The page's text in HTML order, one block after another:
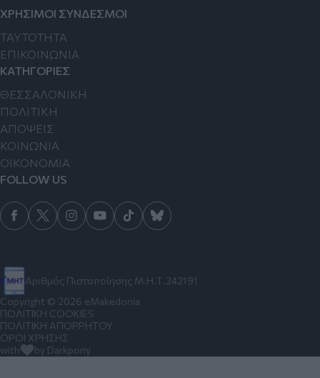
Αριθμός Πιστοποίησης Μ.Η.Τ.242191
ΧΡΗΣΙΜΟΙ ΣΥΝΔΕΣΜΟΙ
TAYTOTHTA
ΕΠΙΚΟΙΝΩΝΙΑ
ΚΑΤΗΓΟΡΙΕΣ
ΘΕΣΣΑΛΟΝΙΚΗ
ΠΟΛΙΤΙΚΗ
ΑΠΟΨΕΙΣ
ΚΟΙΝΩΝΙΑ
ΟΙΚΟΝΟΜΙΑ
FOLLOW US
Copyright © 2026 eMakedonia
ΠΟΛΙΤΙΚΗ COOKIES
ΠΟΛΙΤΙΚΗ ΑΠΟΡΡΗΤΟΥ
ΟΡΟΙ ΧΡΗΣΗΣ
with
by Darkpony